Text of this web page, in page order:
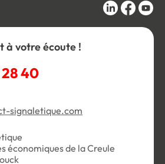
à votre écoute !
40
signaletique.com
économiques de la Creule